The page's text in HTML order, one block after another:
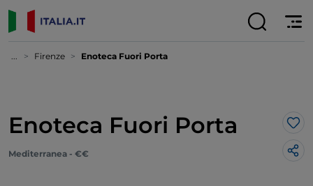
... Firenze Enoteca Fuori Porta
Enoteca Fuori Porta
Mediterranea - €€